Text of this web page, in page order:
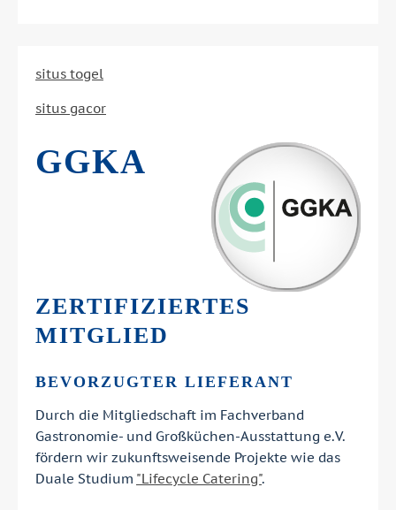
situs togel
situs gacor
GGKA
ZERTIFIZIERTES
MITGLIED
BEVORZUGTER LIEFERANT
Durch die Mitgliedschaft im Fachverband
Gastronomie- und Großküchen-Ausstattung e.V.
fördern wir zukunftsweisende Projekte wie das
Duale Studium "Lifecycle Catering".